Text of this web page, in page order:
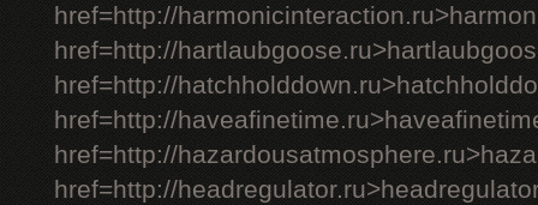
href=http://
href=http://
href=http://
href=http://
href=http://
href=http://